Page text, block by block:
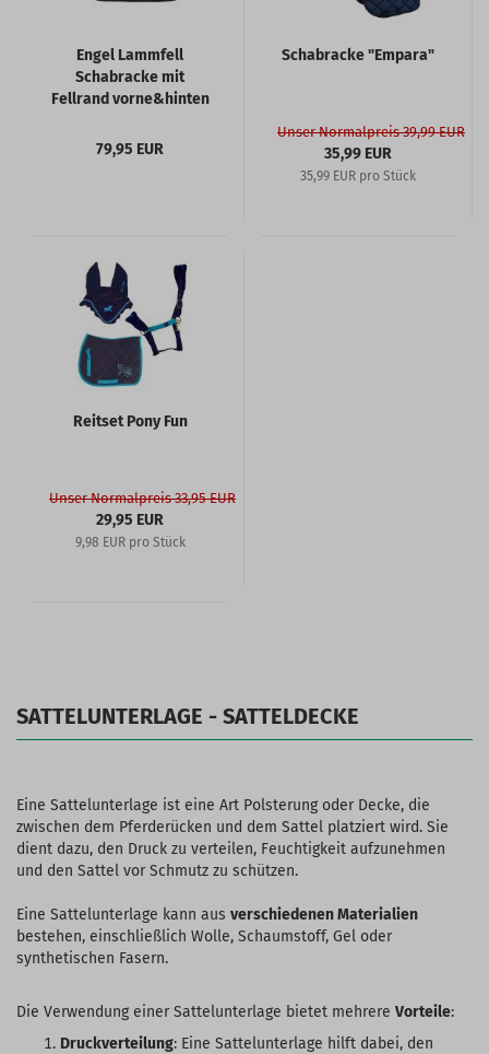
Engel Lammfell
Schabracke mit
Fellrand vorne&hinten
79,95 EUR
Schabracke "Empara"
Unser Normalpreis 39,99 EUR
35,99 EUR
35,99 EUR pro Stück
Reitset Pony Fun
Unser Normalpreis 33,95 EUR
29,95 EUR
9,98 EUR pro Stück
SATTELUNTERLAGE - SATTELDECKE
Eine Sattelunterlage ist eine Art Polsterung oder Decke, die
zwischen dem Pferderücken und dem Sattel platziert wird. Sie
dient dazu, den Druck zu verteilen, Feuchtigkeit aufzunehmen
und den Sattel vor Schmutz zu schützen.
Eine Sattelunterlage kann aus verschiedenen Materialien
bestehen, einschließlich Wolle, Schaumstoff, Gel oder
synthetischen Fasern.
Die Verwendung einer Sattelunterlage bietet mehrere Vorteile:
Druckverteilung: Eine Sattelunterlage hilft dabei, den